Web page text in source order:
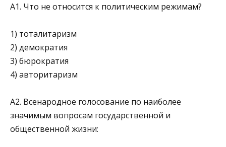
A1. Что не относится к политическим режимам?
1) тоталитаризм
2) демократия
3) бюрократия
4) авторитаризм
А2. Всенародное голосование по наиболее
значимым во­просам государственной и
общественной жизни: